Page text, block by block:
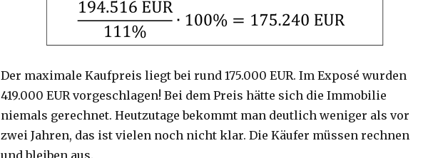
Der maximale Kaufpreis liegt bei rund 175.000 EUR. Im Exposé wurden
419.000 EUR vorgeschlagen! Bei dem Preis hätte sich die Immobilie
niemals gerechnet. Heutzutage bekommt man deutlich weniger als vor
zwei Jahren, das ist vielen noch nicht klar. Die Käufer müssen rechnen